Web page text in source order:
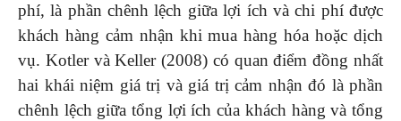
phí, là phần chênh lệch giữa lợi ích và chi phí được
khách hàng cảm nhận khi mua hàng hóa hoặc dịch
vụ. Kotler và Keller (2008) có quan điểm đồng nhất
hai khái niệm giá trị và giá trị cảm nhận đó là phần
chênh lệch giữa tổng lợi ích của khách hàng và tổng